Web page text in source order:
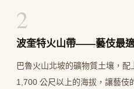
2
波奎特火山帶——藝伎最
巴魯火山北坡的礦物質土壤，
1,700 公尺以上的海拔，讓藝伎